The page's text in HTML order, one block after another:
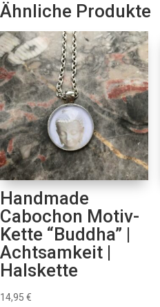
Ähnliche Produkte
Handmade
Cabochon Motiv-
Kette “Buddha” |
Achtsamkeit |
Halskette
14,95 €